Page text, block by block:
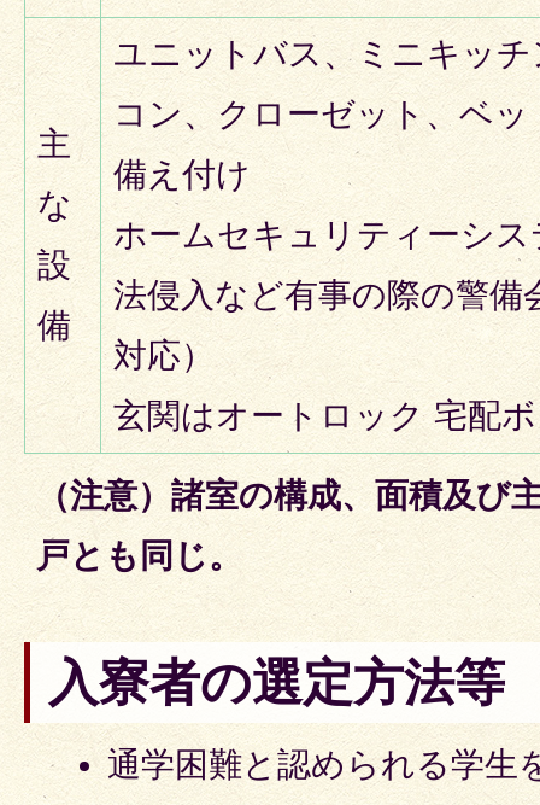
主
な
設
備
ユニットバス、ミニキッ
コン、クローゼット、ベ
備え付け
ホームセキュリティーシ
法侵入など有事の際の警備
対応）
玄関はオートロック 宅配
（注意）諸室の構成、面積及び
戸とも同じ。
入寮者の選定方法等
通学困難と認められる学生